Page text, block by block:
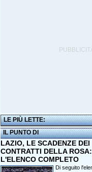
LE PIÙ LETTE:
IL PUNTO DI
LAZIO, LE SCADENZE DEI
CONTRATTI DELLA ROSA:
L'ELENCO COMPLETO
Di seguito